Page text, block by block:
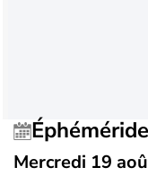
Éphéméride
Mercredi 19